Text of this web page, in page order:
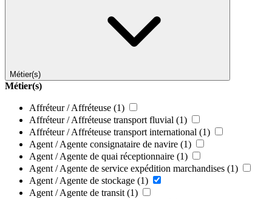
Métier(s)
Métier(s)
Affréteur / Affréteuse (1)
Affréteur / Affréteuse transport fluvial (1)
Affréteur / Affréteuse transport international (1)
Agent / Agente consignataire de navire (1)
Agent / Agente de quai réceptionnaire (1)
Agent / Agente de service expédition marchandises (1)
Agent / Agente de stockage (1)
Agent / Agente de transit (1)